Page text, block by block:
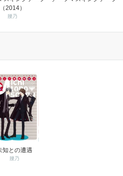
（2014）
腰乃
知との遭遇
腰乃